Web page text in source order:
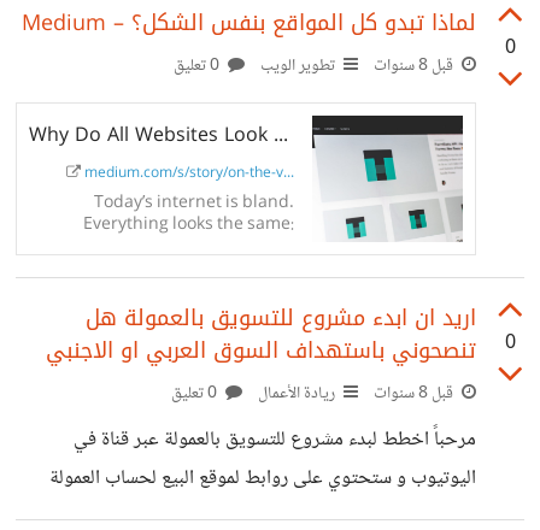
الاخرى التي تنصحون باضافتها للمتجر ؟ هل ينصح بالبايبال في
بداية بالرغم من اني لاحظت ان كبير من المتاجر لا تقوم
باستخدامه؟ مع العلم ان المتجر سيكون علي وورد برس
0
لماذا تبدو كل المواقع بنفس الشكل؟ – Medium
قبل 8 سنوات تطوير الويب
Why Do All Websites Look the Same?
medium.com/s/story/on-the-v...
Today’s internet is bland.
Everything looks the same:
generic fonts, no layouts to speak
0
اريد ان ابدء مشروع للتسويق بالعمولة هل
تنصحوني باستهداف السوق العربي او الاجنبي
قبل 8 سنوات ريادة الأعمال
مرحباً اخطط لبدء مشروع للتسويق بالعمولة عبر قناة في
اليوتيوب و ستحتوي على روابط لموقع البيع لحساب العمولة
اخطط ان اضع رابط المنتج من امازون و سوق.كوم في حال